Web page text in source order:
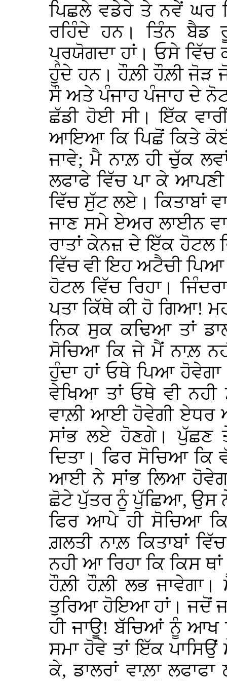
ਪਿਛਲੇ ਵਡੇਰੇ ਤੇ ਨਵੇਂ ਘਰ
ਰਹਿੰਦੇ ਹਨ। ਤਿੰਨ ਬੈਡ
ਪ੍ਰਯੋਗਦਾ ਹਾਂ। ਓਸੇ ਵਿੱਚ
ਹੁੰਦੇ ਹਨ। ਹੌਲ਼ੀ ਹੌਲ਼ੀ ਜੋੜ
ਸੌ ਅਤੇ ਪੰਜਾਹ ਪੰਜਾਹ ਦੇ
ਛੱਡੀ ਹੋਈ ਸੀ। ਇੱਕ
ਆਇਆ ਕਿ ਪਿਛੋਂ ਕਿਤੇ
ਜਾਵੇ; ਮੈ ਨਾਲ਼ ਹੀ ਚੁੱਕ
ਲਫਾਫੇ ਵਿੱਚ ਪਾ ਕੇ
ਵਿੱਚ ਸੁੱਟ ਲਏ। ਕਿਤਾਬਾਂ
ਜਾਣ ਸਮੇ ਏਅਰ ਲਾਈਨ
ਰਾਤਾਂ ਕੇਨਜ਼ ਦੇ ਇੱਕ ਹੋਟਲ
ਵਿੱਚ ਵੀ ਇਹ ਅਟੈਚੀ
ਹੋਟਲ ਵਿੱਚ ਰਿਹਾ।
ਪਤਾ ਕਿੱਥੇ ਕੀ ਹੋ ਗਿਆ!
ਨਿਕ ਸੁਕ ਕਢਿਆ ਤਾਂ
ਸੋਚਿਆ ਕਿ ਜੇ ਮੈਂ ਨਾਲ਼
ਹੁੰਦਾ ਹਾਂ ਓਥੇ ਪਿਆ
ਵੇਖਿਆ ਤਾਂ ਓਥੇ ਵੀ
ਵਾਲ਼ੀ ਆਈ ਹੋਵੇਗੀ
ਸਾਂਭ ਲਏ ਹੋਣਗੇ। ਪੁੱਛਣ
ਦਿਤਾ। ਫਿਰ ਸੋਚਿਆ ਕਿ
ਆਈ ਨੇ ਸਾਂਭ ਲਿਆ
ਛੋਟੇ ਪੁੱਤਰ ਨੂੰ ਪੁੱਛਿਆ, ਉਸ
ਫਿਰ ਆਪੇ ਹੀ ਸੋਚਿਆ
ਗ਼ਲਤੀ ਨਾਲ਼ ਕਿਤਾਬਾਂ
ਨਹੀ ਆ ਰਿਹਾ ਕਿ ਕਿਸ
ਹੌਲ਼ੀ ਹੌਲ਼ੀ ਲਭ
ਤੁਰਿਆ ਹੋਇਆ ਹਾਂ। ਜਦੋਂ
ਹੀ ਜਾਊ! ਬੱਚਿਆਂ ਨੂੰ ਆਖ
ਸਮਾ ਹੋਵੇ ਤਾਂ ਇੱਕ ਪਾਸਿਉਂ
ਕੇ, ਡਾਲਰਾਂ ਵਾਲ਼ਾ